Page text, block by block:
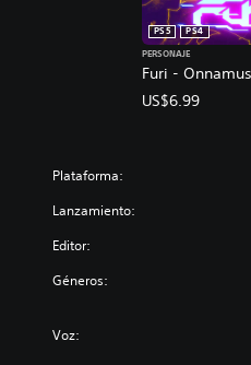
Furi -
PS5
PS4
PERSONAJE
US$6.99
Plataforma:
Lanzamiento:
Editor:
Géneros:
Voz: